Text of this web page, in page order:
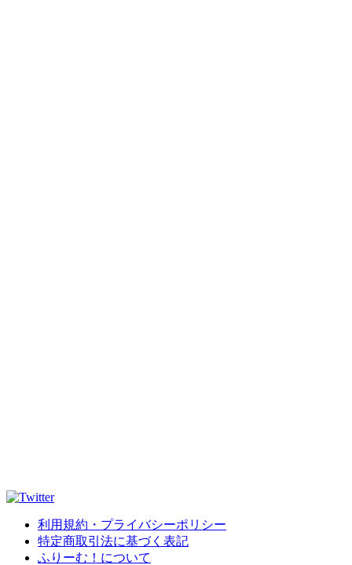
利用規約・プライバシーポリシー
特定商取引法に基づく表記
ふりーむ！について